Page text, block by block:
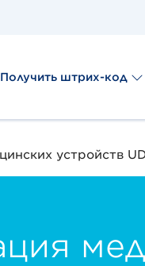
Получить штрих-код
устройств